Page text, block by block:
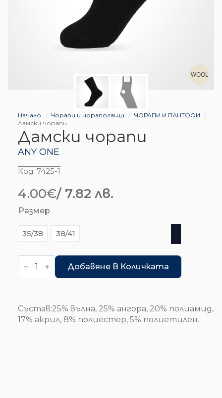
WOOL
Начало Чорапи и чорапогащи
ЧОРАПИ И ПАНТОФИ
Дамски чорапи
Дамски чорапи
ANY ONE
Код: 7425-1
4.00€/ 7.82 лв.
Размер
35/38 38/41
количество
за
Добавяне В Количката
Състав:25% вълна, 25% ангора, 20% полиамид,
17% акрил, 8% полиестер, 5% полиетилен.